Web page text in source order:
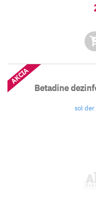
Betadine
sol
AKCIA